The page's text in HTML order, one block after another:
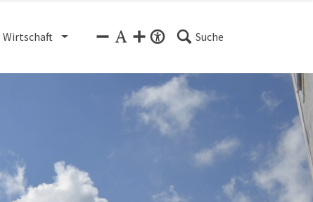
Wirtschaft Suche